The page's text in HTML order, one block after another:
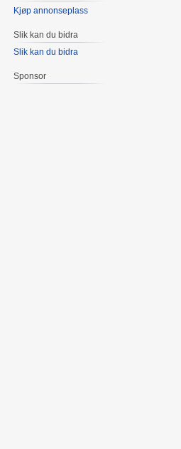
Kjøp annonseplass
Slik kan du bidra
Slik kan du bidra
Sponsor